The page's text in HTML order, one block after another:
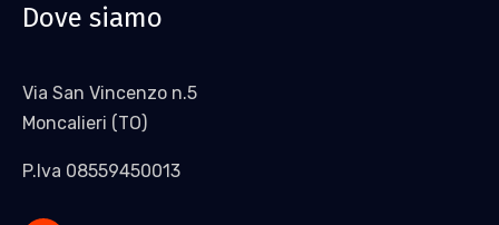
Dove siamo
Via San Vincenzo n.5
Moncalieri (TO)
P.Iva 08559450013